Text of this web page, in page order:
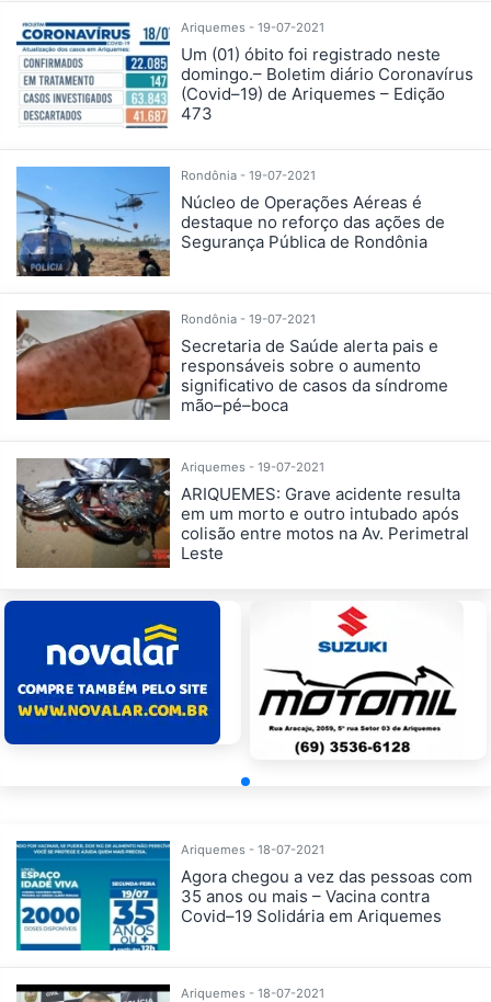
Ariquemes - 19-07-2021
Um (01) óbito foi registrado neste
domingo.– Boletim diário Coronavírus
(Covid–19) de Ariquemes – Edição
473
Rondônia - 19-07-2021
Núcleo de Operações Aéreas é
destaque no reforço das ações de
Segurança Pública de Rondônia
Rondônia - 19-07-2021
Secretaria de Saúde alerta pais e
responsáveis sobre o aumento
significativo de casos da síndrome
mão–pé–boca
Ariquemes - 19-07-2021
ARIQUEMES: Grave acidente resulta
em um morto e outro intubado após
colisão entre motos na Av. Perimetral
Leste
Ariquemes - 18-07-2021
Agora chegou a vez das pessoas com
35 anos ou mais – Vacina contra
Covid–19 Solidária em Ariquemes
Ariquemes - 18-07-2021